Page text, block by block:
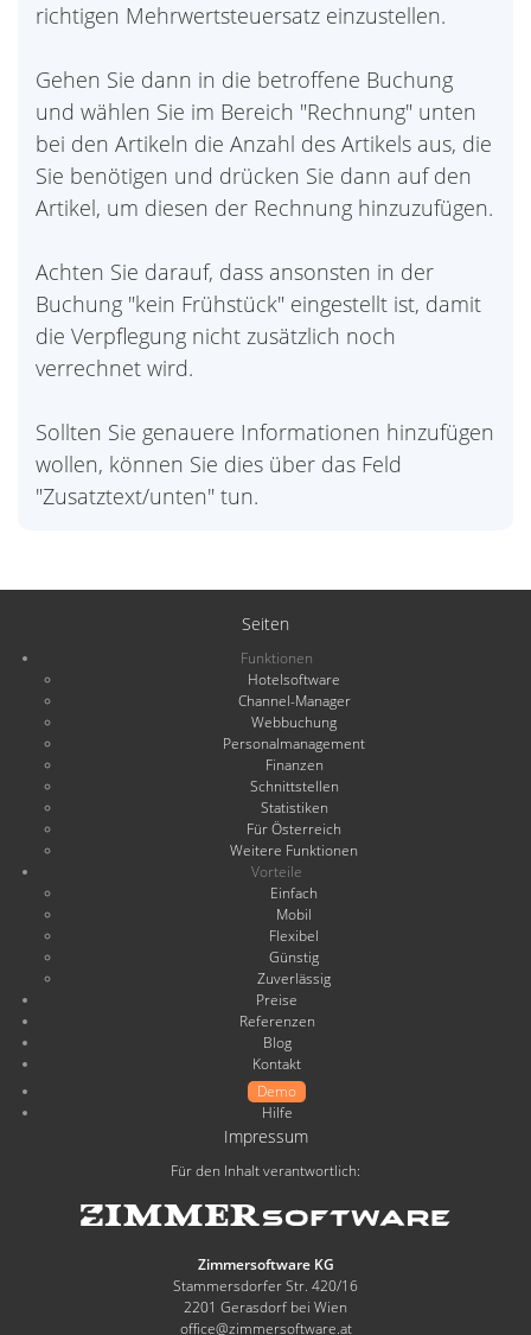
richtigen Mehrwertsteuersatz einzustellen.
Gehen Sie dann in die betroffene Buchung
und wählen Sie im Bereich "Rechnung" unten
bei den Artikeln die Anzahl des Artikels aus, die
Sie benötigen und drücken Sie dann auf den
Artikel, um diesen der Rechnung hinzuzufügen.
Achten Sie darauf, dass ansonsten in der
Buchung "kein Frühstück" eingestellt ist, damit
die Verpflegung nicht zusätzlich noch
verrechnet wird.
Sollten Sie genauere Informationen hinzufügen
wollen, können Sie dies über das Feld
"Zusatztext/unten" tun.
Seiten
Funktionen
Hotelsoftware
Channel-Manager
Webbuchung
Personalmanagement
Finanzen
Schnittstellen
Statistiken
Für Österreich
Weitere Funktionen
Vorteile
Einfach
Mobil
Flexibel
Günstig
Zuverlässig
Preise
Referenzen
Blog
Kontakt
Demo
Hilfe
Impressum
Für den Inhalt verantwortlich:
Zimmersoftware KG
Stammersdorfer Str. 420/16
2201 Gerasdorf bei Wien
office@zimmersoftware.at